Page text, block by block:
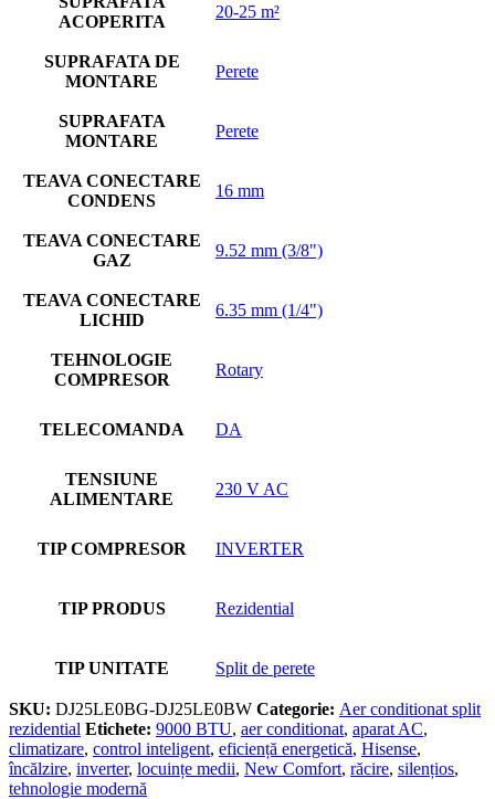
ACOPERITA
20-25 m²
SUPRAFATA DE
MONTARE
Perete
SUPRAFATA
MONTARE
Perete
TEAVA CONECTARE
CONDENS
16 mm
TEAVA CONECTARE
GAZ
9.52 mm (3/8")
TEAVA CONECTARE
LICHID
6.35 mm (1/4")
TEHNOLOGIE
COMPRESOR
Rotary
TELECOMANDA DA
TENSIUNE
ALIMENTARE
230 V AC
TIP COMPRESOR INVERTER
TIP PRODUS Rezidential
TIP UNITATE Split de perete
SKU: DJ25LE0BG-DJ25LE0BW Categorie: Aer conditionat split
rezidential Etichete: 9000 BTU, aer conditionat, aparat AC,
climatizare, control inteligent, eficiență energetică, Hisense,
încălzire, inverter, locuințe medii, New Comfort, răcire, silențios,
tehnologie modernă